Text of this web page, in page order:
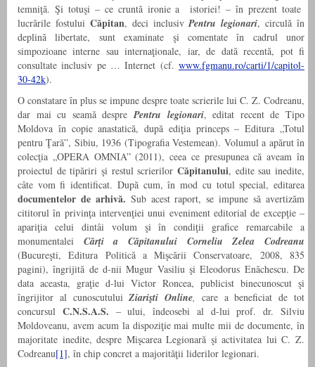
temniţă. Şi totuşi – ce cruntă ironie a istoriei! – în prezent toate
lucrările fostului Căpitan, deci inclusivPentru legionari, circulă în
deplină libertate, sunt examinate şi comentate în cadrul unor
simpozioane interne sau internaţionale, iar, de dată recentă, pot fi
consultate inclusiv pe … Internet (cf. www.fgmanu.ro/carti/1/capitol-
30-42k).
O constatare în plus se impune despre toate scrierile lui C. Z. Codreanu,
dar mai cu seamă desprePentru legionari, editat recent de Tipo
Moldova în copie anastatică, după ediţia princeps – Editura „Totul
pentru Ţară”, Sibiu, 1936 (Tipografia Vestemean). Volumul a apărut în
colecţia „OPERA OMNIA” (2011), ceea ce presupunea că aveam în
proiectul de tipăriri şi restul scrierilor Căpitanului, edite sau inedite,
câte vom fi identificat. După cum, în mod cu totul special, editarea
documentelor de arhivă. Sub acest raport, se impune să avertizăm
cititorul în privinţa intervenţiei unui eveniment editorial de excepţie –
apariţia celui dintâi volum şi în condiţii grafice remarcabile a
monumentalei Cărţi a Căpitanului Corneliu Zelea Codreanu
(Bucureşti, Editura Politică a Mişcării Conservatoare, 2008, 835
pagini), îngrijită de d-nii Mugur Vasiliu şi Eleodorus Enăchescu. De
data aceasta, graţie d-lui Victor Roncea, publicist binecunoscut şi
îngrijitor al cunoscutuluiZiarişti Online, care a beneficiat de tot
concursul C.N.S.A.S. – ului, îndeosebi al d-lui prof. dr. Silviu
Moldoveanu, avem acum la dispoziţie mai multe mii de documente, în
majoritate inedite, despre Mişcarea Legionară şi activitatea lui C. Z.
Codreanu[1], în chip concret a majorităţii liderilor legionari.